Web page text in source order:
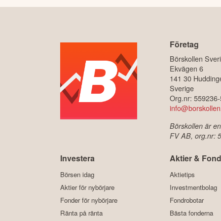
Företag
Börskollen
Ekvägen 6
141 30
Sverige
Org.nr: 559236-
Börskollen är
FV AB, org.nr:
Investera
Börsen idag
Aktier för nybörjare
Fonder för nybörjare
Ränta på ränta
Aktier &
Aktietips
Investmentbolag
Fondrobotar
Bästa fonderna